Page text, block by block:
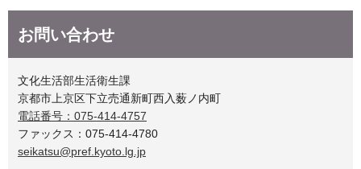
お問い合わせ
文化生活部生活衛生課
京都市上京区下立売通新町西入薮ノ内町
電話番号：075-414-4757
ファックス：075-414-4780
seikatsu@pref.kyoto.lg.jp